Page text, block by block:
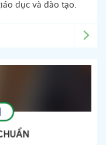
dục và đào tạo.